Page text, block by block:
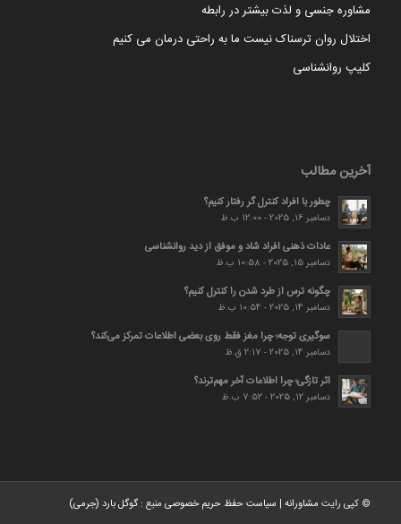
مشاوره جنسی و لذت بیشتر در رابطه
اختلال روان ترسناک نیست ما به راحتی درمان می کنیم
کلیپ روانشناسی
آخرین مطالب
چطور با افراد کنترل گر رفتار کنیم؟
دسامبر 16, 2025 - 12:00 ب.ظ
عادات ذهنی افراد شاد و موفق از دید روانشناسی
دسامبر 15, 2025 - 10:58 ب.ظ
چگونه ترس از طرد شدن را کنترل کنیم؟
دسامبر 14, 2025 - 10:54 ب.ظ
سوگیری توجه؛ چرا مغز فقط روی بعضی اطلاعات تمرکز می‌کند؟
دسامبر 14, 2025 - 2:17 ق.ظ
اثر تازگی؛ چرا اطلاعات آخر مهم‌ترند؟
دسامبر 12, 2025 - 7:52 ب.ظ
© کپی رایت مشاورانه| سیاست حفظ حریم خصوصیمنبع :گوگل بارد (جرمی)